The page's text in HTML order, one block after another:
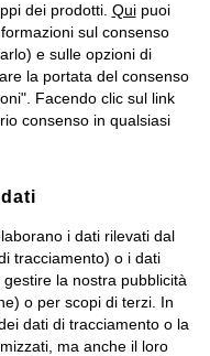
Capitale
all'attività di direzione
-Verwaltungsgesellschaft
dei prodotti. Quipuoi
sul consenso
e sulle opzioni di
la portata del consenso
Facendo clic sul link
consenso in qualsiasi
i dati rilevati dal
tracciamento) o i dati
la nostra pubblicità
o per scopi di terzi. In
dati di tracciamento o la
ma anche il loro